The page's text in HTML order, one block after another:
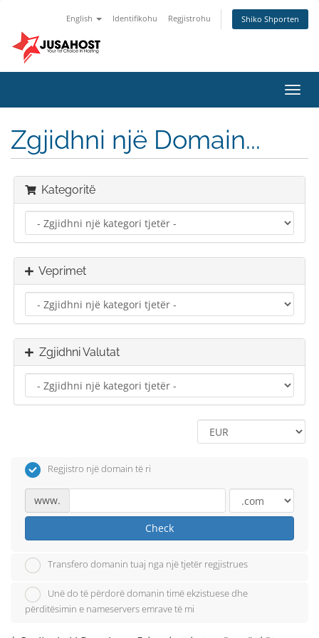
English Identifikohu Regjistrohu Shiko Shporten
Zgjidhni një Domain...
Kategoritë
Veprimet
Zgjidhni Valutat
Regjistro një domain të ri
www.
Check
Transfero domanin tuaj nga një tjetër regjistrues
Unë do të përdorë domanin timë ekzistuese dhe
përditësimin e nameservers emrave të mi